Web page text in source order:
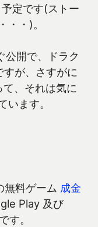
定です(ストー
・・)。
公開で、ドラク
が、さすがに
、それは気に
います。
無料ゲーム 成金
Play 及び
す。